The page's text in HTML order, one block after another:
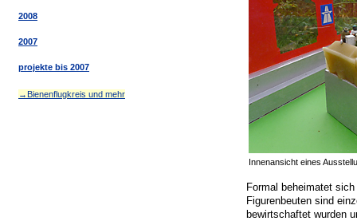
2008
2007
projekte bis 2007
→Bienenflugkreis und mehr
Innenansicht eines
Formal beheimatet
Figurenbeuten sind
bewirtschaftet wurden